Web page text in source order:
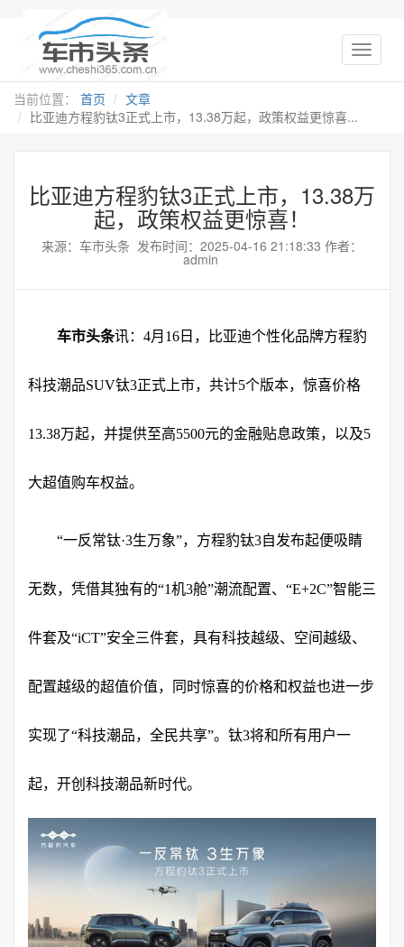
当前位置： 首页
文章
比亚迪方程豹钛3正式上市，13.38万起，政策权益更惊喜...
比亚迪方程豹钛3正式上市，13.38万
起，政策权益更惊喜！
来源：车市头条 发布时间：2025-04-16 21:18:33 作者：
admin
车市头条讯：4月16日，比亚迪个性化品牌方程豹
科技潮品SUV钛3正式上市，共计5个版本，惊喜价格
13.38万起，并提供至高5500元的金融贴息政策，以及5
大超值购车权益。
“一反常钛·3生万象”，方程豹钛3自发布起便吸睛
无数，凭借其独有的“1机3舱”潮流配置、“E+2C”智能三
件套及“iCT”安全三件套，具有科技越级、空间越级、
配置越级的超值价值，同时惊喜的价格和权益也进一步
实现了“科技潮品，全民共享”。钛3将和所有用户一
起，开创科技潮品新时代。